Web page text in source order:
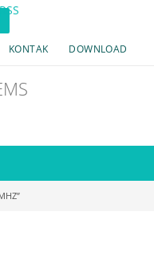
KONTAK DOWNLOAD